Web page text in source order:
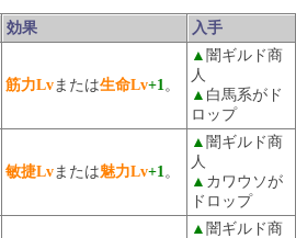
効果 入手
筋力Lv または生命Lv+1 。
▲ 闇ギルド商
人
▲ 白馬系がド
ロップ
敏捷Lv または魅力Lv+1 。
▲ 闇ギルド商
人
▲ カワウソが
ドロップ
▲ 闇ギルド商